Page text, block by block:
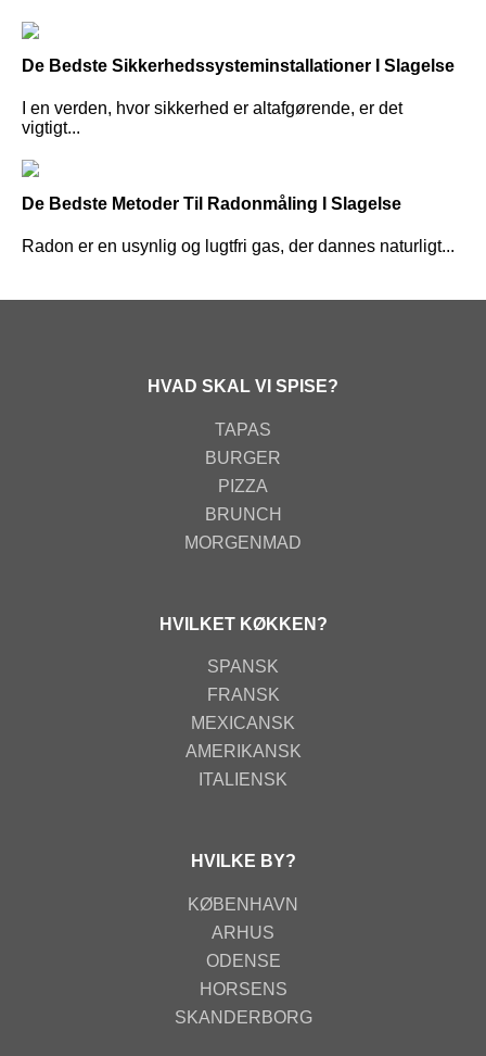
De Bedste Sikkerhedssysteminstallationer I Slagelse
I en verden, hvor sikkerhed er altafgørende, er det
vigtigt...
De Bedste Metoder Til Radonmåling I Slagelse
Radon er en usynlig og lugtfri gas, der dannes naturligt...
HVAD SKAL VI SPISE?
TAPAS
BURGER
PIZZA
BRUNCH
MORGENMAD
HVILKET KØKKEN?
SPANSK
FRANSK
MEXICANSK
AMERIKANSK
ITALIENSK
HVILKE BY?
KØBENHAVN
ARHUS
ODENSE
HORSENS
SKANDERBORG